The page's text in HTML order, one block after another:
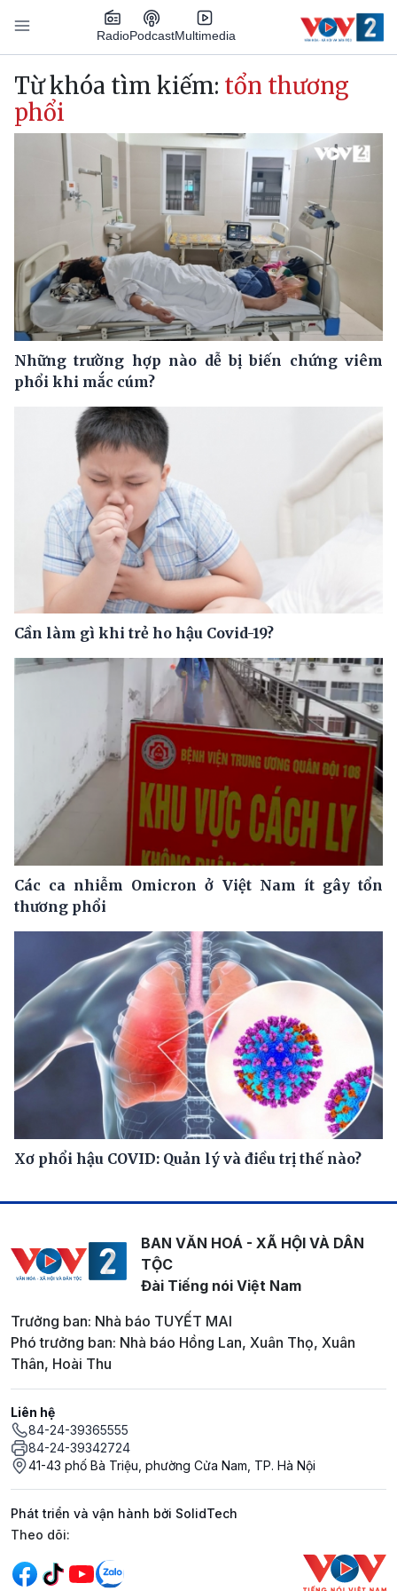
Nhảy đến nội dung
RadioPodcastMultimedia
Main navigation
Từ khóa tìm kiếm: tổn thương
phổi
Những trường hợp nào dễ bị biến chứng viêm
phổi khi mắc cúm?
Cần làm gì khi trẻ ho hậu Covid-19?
Các ca nhiễm Omicron ở Việt Nam ít gây tổn
thương phổi
Xơ phổi hậu COVID: Quản lý và điều trị thế nào?
BAN VĂN HOÁ - XÃ HỘI VÀ DÂN
TỘC
Đài Tiếng nói Việt Nam
Trưởng ban: Nhà báo TUYẾT MAI
Phó trưởng ban: Nhà báo Hồng Lan, Xuân Thọ, Xuân
Thân, Hoài Thu
Liên hệ
84-24-39365555
84-24-39342724
41-43 phố Bà Triệu, phường Cửa Nam, TP. Hà Nội
Phát triển và vận hành bởi SolidTech
Mạng xã hội
Theo dõi: